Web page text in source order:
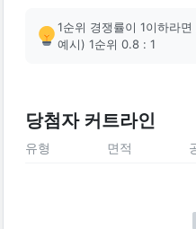
1순위 경쟁률이 1이하라
예시) 1순위 0.8 : 1
당첨자 커트라인
유형 면적